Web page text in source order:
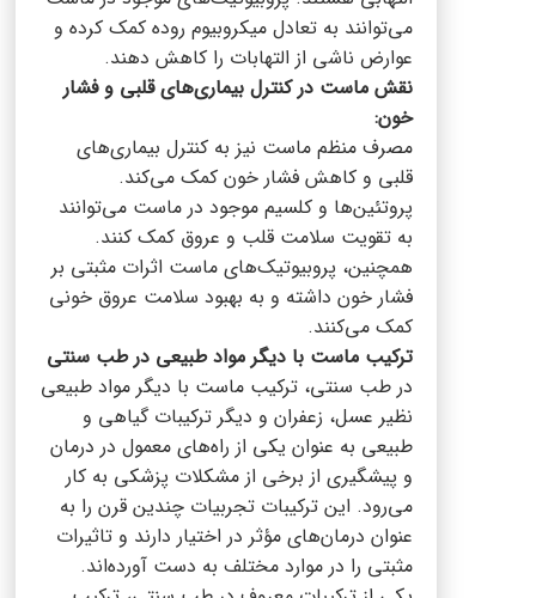
می‌توانند به تعادل میکروبیوم روده کمک کرده و
عوارض ناشی از التهابات را کاهش دهند.
نقش ماست در کنترل بیماری‌های قلبی و فشار
خون:
مصرف منظم ماست نیز به کنترل بیماری‌های
قلبی و کاهش فشار خون کمک می‌کند.
پروتئین‌ها و کلسیم موجود در ماست می‌توانند
به تقویت سلامت قلب و عروق کمک کنند.
همچنین، پروبیوتیک‌های ماست اثرات مثبتی بر
فشار خون داشته و به بهبود سلامت عروق خونی
کمک می‌کنند.
ترکیب ماست با دیگر مواد طبیعی در طب سنتی
در طب سنتی، ترکیب ماست با دیگر مواد طبیعی
نظیر عسل، زعفران و دیگر ترکیبات گیاهی و
طبیعی به عنوان یکی از راه‌های معمول در درمان
و پیشگیری از برخی از مشکلات پزشکی به کار
می‌رود. این ترکیبات تجربیات چندین قرن را به
عنوان درمان‌های مؤثر در اختیار دارند و تاثیرات
مثبتی را در موارد مختلف به دست آورده‌اند.